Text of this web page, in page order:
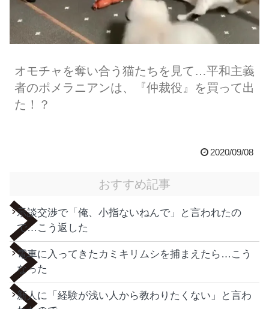
オモチャを奪い合う猫たちを見て…平和主義
者のポメラニアンは、『仲裁役』を買って出
た！？
2020/09/08
おすすめ記事
示談交渉で「俺、小指ないねんで」と言われたの
で…こう返した
電車に入ってきたカミキリムシを捕まえたら…こう
なった
新人に「経験が浅い人から教わりたくない」と言わ